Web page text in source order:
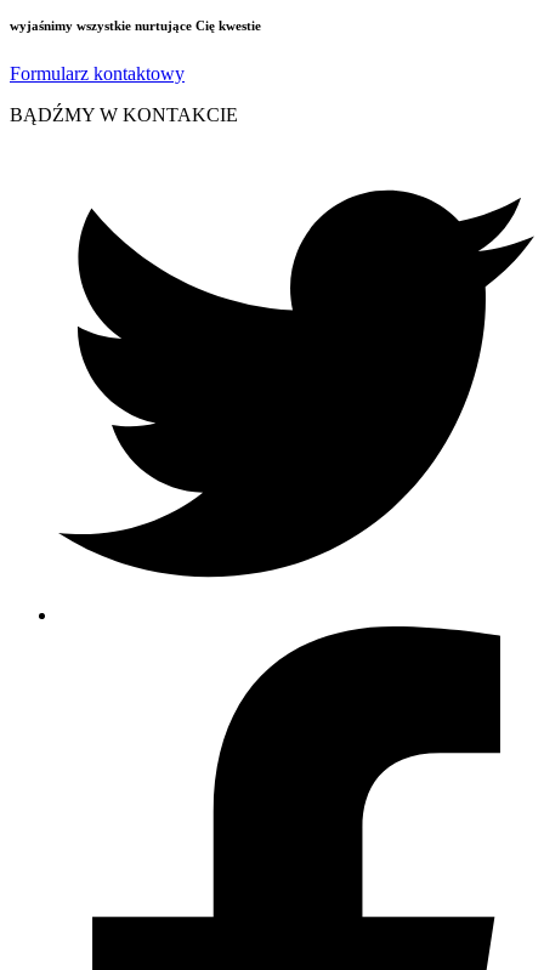
wyjaśnimy wszystkie nurtujące Cię kwestie
Formularz kontaktowy
BĄDŹMY W KONTAKCIE